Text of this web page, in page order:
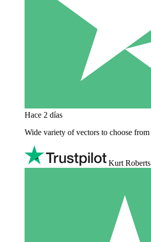
Hace 2 días
Wide variety of vectors to choose from
Kurt Roberts